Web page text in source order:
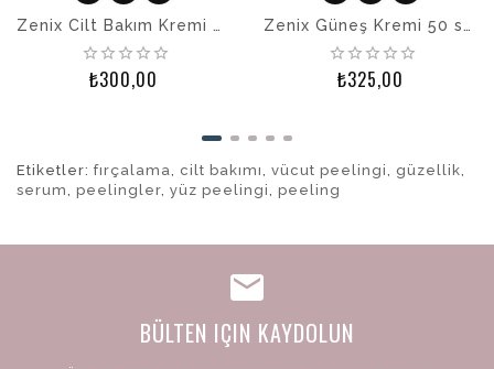
Sepete
Ekle
Zenix Cilt Bakım Kremi Beyazlatıcı 70 ml
star_border star_border star_border star_border star_border
₺300,00
Sepete
Ekle
Zenix Güneş Kremi 50 spf 50 ml
star_border star_border star_border star_border star_border
₺325,00
Etiketler: fırçalama, cilt bakımı, vücut peelingi, güzellik,
serum, peelingler, yüz peelingi, peeling
BÜLTEN IÇIN KAYDOLUN